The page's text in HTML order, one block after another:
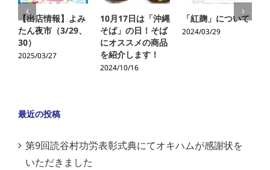
【出店情報】よみ
たん夜市（3/29、
30）
2025/03/27
10月17日は「沖縄
そば」の日！そば
にオススメの商品
を紹介します！
2024/10/16
「紅麹」について
2024/03/29
最近の投稿
第9回読谷村功労表彰式典にてオキハムが感謝状を
いただきました